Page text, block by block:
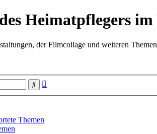
Heimatpflegers
der Filmcollage und weiteren Themen
Suche
Themen